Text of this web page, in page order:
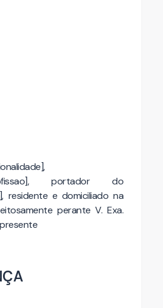
portador do
residente e domiciliado na
perante V. Exa.